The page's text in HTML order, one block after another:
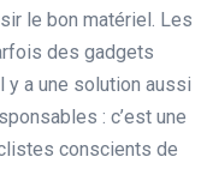
le bon matériel. Les
des gadgets
y a une solution aussi
: c’est une
conscients de